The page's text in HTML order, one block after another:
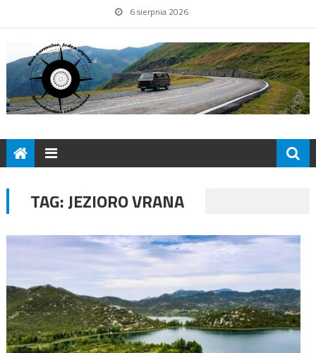
6 sierpnia 2026
TAG:JEZIORO VRANA